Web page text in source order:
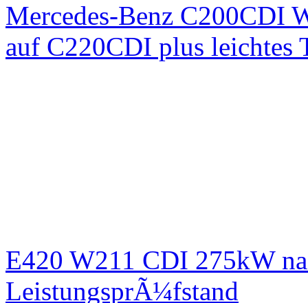
Mercedes-Benz C200CDI
auf C220CDI plus
E420 W211 CDI 275kW
LeistungsprÃ¼fstand